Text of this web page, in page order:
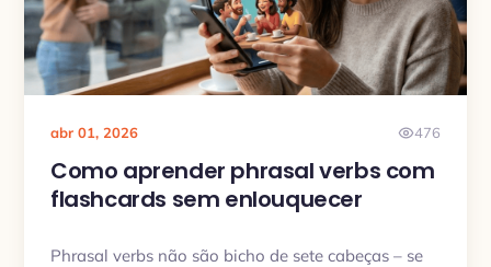
abr 01, 2026 476
Como aprender phrasal verbs com
flashcards sem enlouquecer
Phrasal verbs não são bicho de sete cabeças – se